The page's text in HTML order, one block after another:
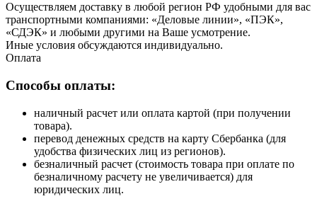
Осуществляем доставку в любой регион РФ удобными для вас
транспортными компаниями: «Деловые линии», «ПЭК»,
«СДЭК» и любыми другими на Ваше усмотрение.
Иные условия обсуждаются индивидуально.
Оплата
Способы оплаты:
наличный расчет или оплата картой (при получении
товара).
перевод денежных средств на карту Сбербанка (для
удобства физических лиц из регионов).
безналичный расчет (стоимость товара при оплате по
безналичному расчету не увеличивается) для
юридических лиц.